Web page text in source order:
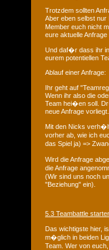
Trotzdem sollten
Aber eben selbst
Member euch nicht
eure aktuelle
Und daf�r dass ihr
eurem potentiellen
Ablauf einer Anfrage:
Ihr geht auf
Wenn ihr also die
Team hei�en soll.
neue Anfrage vorliegt.
Mit den Nicks
vorher ab, wie ich
das Spiel ja) =>
Wird die Anfrage
die Anfrage
(Wir sind uns noch
"Beziehung" ein).
5.3 Teambattle
Das wichtigste hier,
m�glich in beiden
Team. Wer von